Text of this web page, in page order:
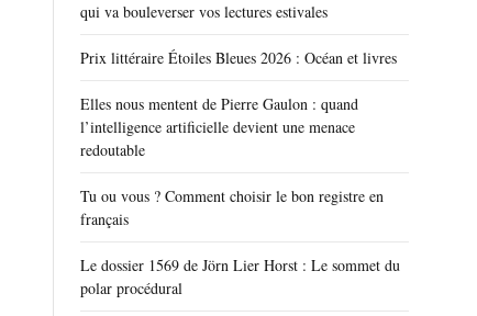
qui va bouleverser vos lectures estivales
Prix littéraire Étoiles Bleues 2026 : Océan et livres
Elles nous mentent de Pierre Gaulon : quand
l’intelligence artificielle devient une menace
redoutable
Tu ou vous ? Comment choisir le bon registre en
français
Le dossier 1569 de Jörn Lier Horst : Le sommet du
polar procédural